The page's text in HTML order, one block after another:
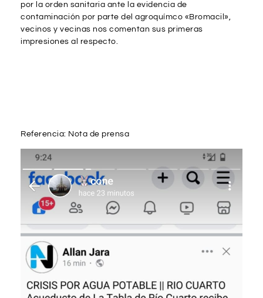
por la orden sanitaria ante la evidencia de
contaminación por parte del agroquímco «Bromacil»,
vecinos y vecinas nos comentan sus primeras
impresiones al respecto.
Referencia: Nota de prensa